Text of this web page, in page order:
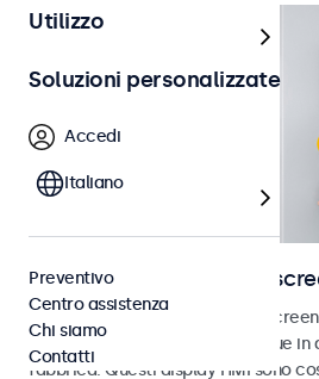
Monitor e display
Scopri i nostri monitor e
prestazioni e affidabilità continue in
fabbrica. Questi display HMI sono
Utilizzo
Soluzioni personalizzate
Accedi
Italiano
Preventivo
Centro assistenza
Chi siamo
Contatti